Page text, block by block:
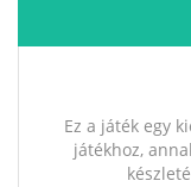
Ez a játék egy
játékhoz,